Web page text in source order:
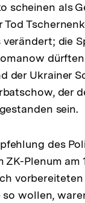
scheinen als
Tod
die
der Ukrainer
der
sein.
des
Plenum am
vorbereiteten
so wollen,